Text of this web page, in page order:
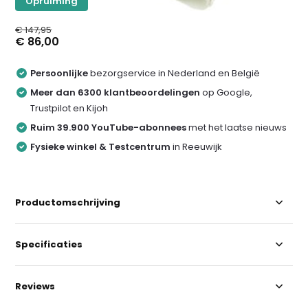
€ 147,95
€ 86,00
Persoonlijkebezorgservice in Nederland en België
Meer dan 6300 klantbeoordelingenop Google,
Trustpilot en Kijoh
Ruim 39.900 YouTube-abonneesmet het laatse nieuws
Fysieke winkel & Testcentrum in Reeuwijk
Productomschrijving
Specificaties
Reviews